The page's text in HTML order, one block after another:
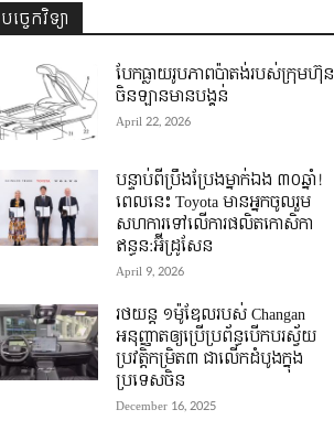
បច្ចេកវិទ្យា
បែកធ្លាយរូបភាពប៉ាតង់របស់ក្រុមហ៊ុន
ចិនឡានមានបង្គន់
April 22, 2026
បន្ទាប់ពីប្រឹងប្រែងម្នាក់ឯង ៣០ឆ្នាំ! ​
ពេលនេះ Toyota មានអ្នកចូលរួម
សហការទៅលើការផលិតកោសិកា
ឥន្ធន:អ៊ីដ្រូសែន
April 9, 2026
រថយន្ត ១ម៉ូឌែលរបស់ Changan
អនុញ្ញាតឲ្យប្រើប្រព័ន្ធបើកបរស្វ័យ
ប្រវត្តិកម្រិត៣ ជាលើកដំបូងក្នុង
ប្រទេសចិន
December 16, 2025